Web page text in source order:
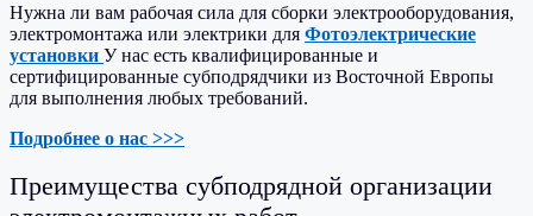
Нужна ли вам рабочая сила для сборки электрооборудования,
электромонтажа или электрики для Фотоэлектрические
установки У нас есть квалифицированные и
сертифицированные субподрядчики из Восточной Европы
для выполнения любых требований.
Подробнее о нас >>>
Преимущества субподрядной организации